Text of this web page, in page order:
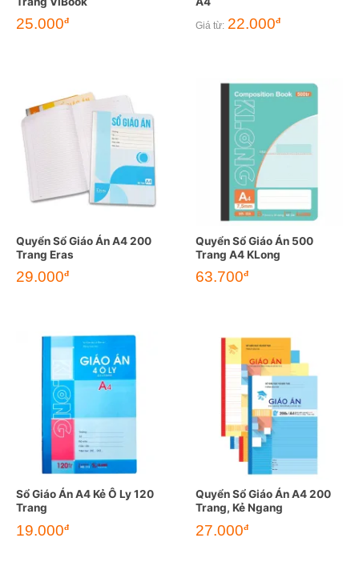
25.000đ Giá từ: 22.000đ
Quyển Sổ Giáo Án A4 200
Trang Eras
29.000đ
Quyển Sổ Giáo Án 500
Trang A4 KLong
63.700đ
Sổ Giáo Án A4 Kẻ Ô Ly 120
Trang
19.000đ
Quyển Sổ Giáo Án A4 200
Trang, Kẻ Ngang
27.000đ